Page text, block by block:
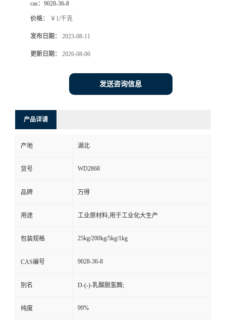
cas： 9028-36-8
价格： ￥1/千克
发布日期： 2023-08-11
更新日期： 2026-08-06
发送咨询信息
产品详请
产地 湖北
货号 WD2868
品牌 万得
用途 工业原材料,用于工业化大生产
包装规格 25kg/200kg/5kg/1kg
CAS编号 9028-36-8
别名 D-(-)-乳酸脱氢酶;
纯度 99%